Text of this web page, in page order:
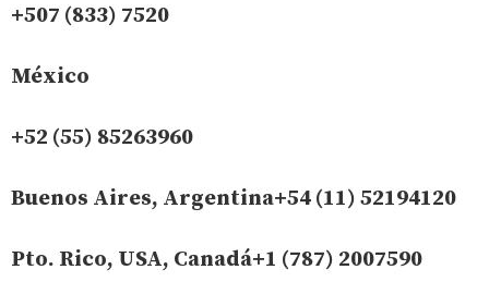
+507 (833) 7520
México
+52 (55) 85263960
Buenos Aires, Argentina+54 (11) 52194120
Pto. Rico, USA, Canadá+1 (787) 2007590